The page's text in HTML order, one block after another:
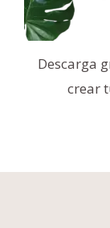
Descarga
crear